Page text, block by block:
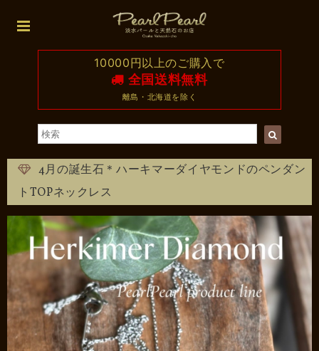
10000円以上のご購入で
全国送料無料
離島・北海道を除く
4月の誕生石＊ハーキマーダイヤモンドのペンダン
トTOPネックレス